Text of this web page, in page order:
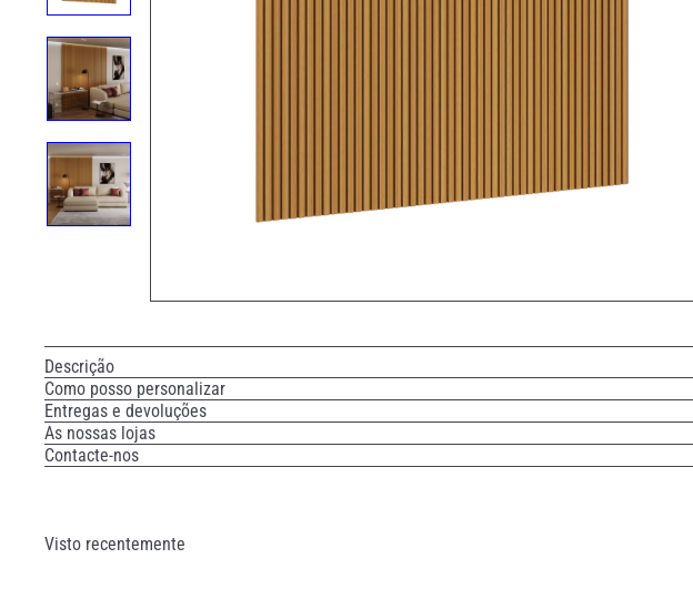
Descrição
Como posso personalizar
Entregas e devoluções
As nossas lojas
Contacte-nos
Visto recentemente